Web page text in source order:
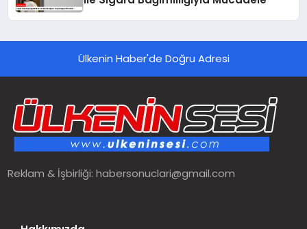
Ülkenin Haber'de Doğru Adresi
Reklam & İşbirliği:habersonuclari@gmail.com